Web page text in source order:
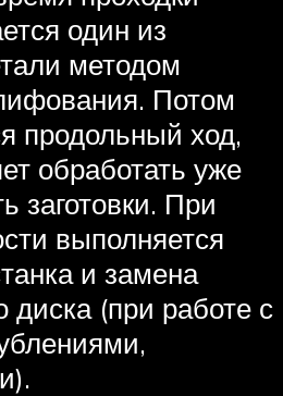
один из
методом
Потом
продольный ход,
обработать уже
заготовки. При
выполняется
и замена
диска (при работе с